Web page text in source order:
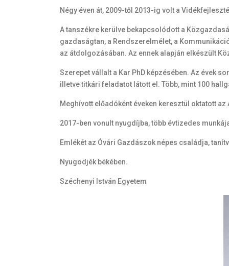
Négy éven át, 2009-től 2013-ig volt a
A tanszékre kerülve bekapcsolódott a
gazdaságtan, a Rendszerelmélet, a
az átdolgozásában. Az ennek alapján elkészült
Szerepet vállalt a Kar PhD képzésében. Az évek
illetve titkári feladatot látott el. Több, mint 100
Meghívott előadóként éveken keresztül oktatott
2017-ben vonult nyugdíjba, több évtizedes
Emlékét az Óvári Gazdászok népes családja,
Nyugodjék békében.
Széchenyi István Egyetem